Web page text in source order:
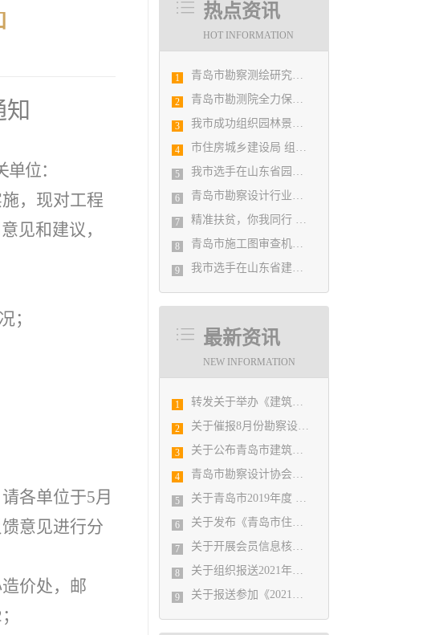
热点资讯
HOT INFORMATION
1 青岛市勘察测绘研究院参加第29届国际制图大会并荣获3项国际大奖
2 青岛市勘测院全力保障自然灾害普查区县级质检汇交工作
3 我市成功组织园林景观设计创意职业技能竞赛
4 市住房城乡建设局 组织设计人员能力提升培训会
5 我市选手在山东省园林景观设计创意职业技能竞赛中勇夺佳绩
6 青岛市勘察设计行业民事纠纷调解协调中心正式揭牌成立
7 精准扶贫，你我同行 ——协会荣获全市2018年度脱贫攻坚和扶贫协作先进集体
8 青岛市施工图审查机构第八次联席会议成功举办
9 我市选手在山东省建筑设计BIM技术应用技能竞赛取得佳绩
最新资讯
NEW INFORMATION
1 转发关于举办《建筑电气与智能化通用规范》 GB55024-2022公益宣贯的通知
2 关于催报8月份勘察设计经济形势月报的通知
3 关于公布青岛市建筑设计BIM技术应用技能选拔赛获奖结果的通知
4 青岛市勘察设计协会暨施工图审查公司2019年度工作总结会议顺利召开
5 关于青岛市2019年度 优秀企业、优秀企业管理者、先进工作者评选结果公示的通知
6 关于发布《青岛市住宅设计质量提升指引》 的通知
7 关于开展会员信息核对工作的通知
8 关于组织报送2021年度山东省工程建设（勘察设计） 优秀QC小组的通知
9 关于报送参加《2021年度山东省优秀工程勘察设计成果竞赛》有关事宜的通知
位：
，现对工程
见和建议，
；
各单位于5月
意见进行分
价处，邮